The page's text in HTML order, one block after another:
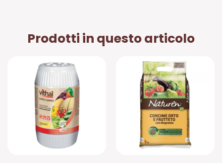
Prodotti in questo articolo